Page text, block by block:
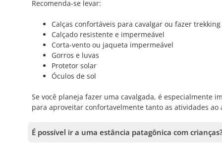
Recomenda-se levar:
Calças confortáveis para cavalgar ou fazer trekking
Calçado resistente e impermeável
Corta-vento ou jaqueta impermeável
Gorros e luvas
Protetor solar
Óculos de sol
Se você planeja fazer uma cavalgada, é especialmente
para aproveitar confortavelmente tanto as atividades
É possível ir a uma estância patagônica com